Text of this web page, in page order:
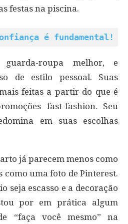
festas na piscina.
é fundamental!
roupa melhor, e
de estilo pessoal. Suas
feitas a partir do que é
fast-fashion. Seu
em suas escolhas
já parecem menos como
uma foto de Pinterest.
seja escasso e a decoração
por em prática algum
“faça você mesmo” na